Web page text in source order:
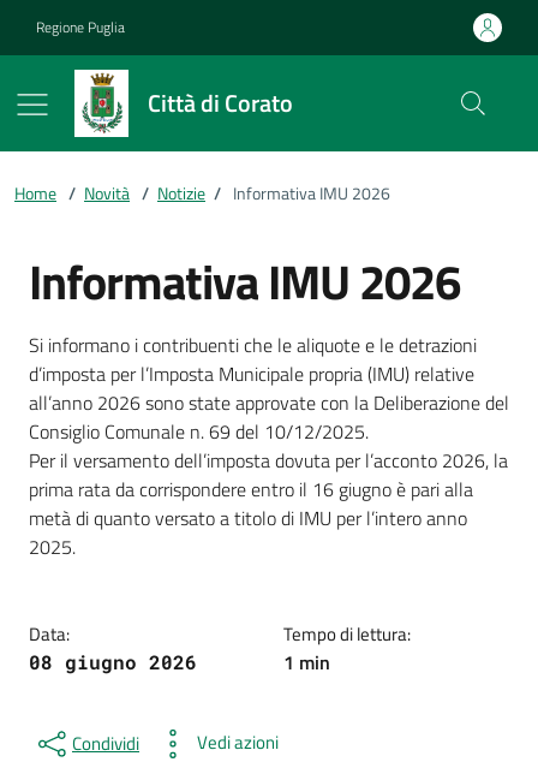
Regione Puglia
Città di Corato
Home / Novità / Notizie / Informativa IMU 2026
Informativa IMU 2026
Dettagli della notizia
Si informano i contribuenti che le aliquote e le detrazioni
d’imposta per l’Imposta Municipale propria (IMU) relative
all’anno 2026 sono state approvate con la Deliberazione del
Consiglio Comunale n. 69 del 10/12/2025.
Per il versamento dell’imposta dovuta per l’acconto 2026, la
prima rata da corrispondere entro il 16 giugno è pari alla
metà di quanto versato a titolo di IMU per l’intero anno
2025.
Data:
08 giugno 2026
Tempo di lettura:
1 min
Condividi Vedi azioni